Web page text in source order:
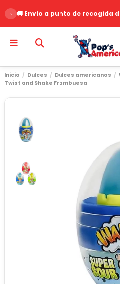
‹ 🚚 Envío a punto de recogida
Inicio Dulces Dulces americanos
Twist and Shake Frambuesa